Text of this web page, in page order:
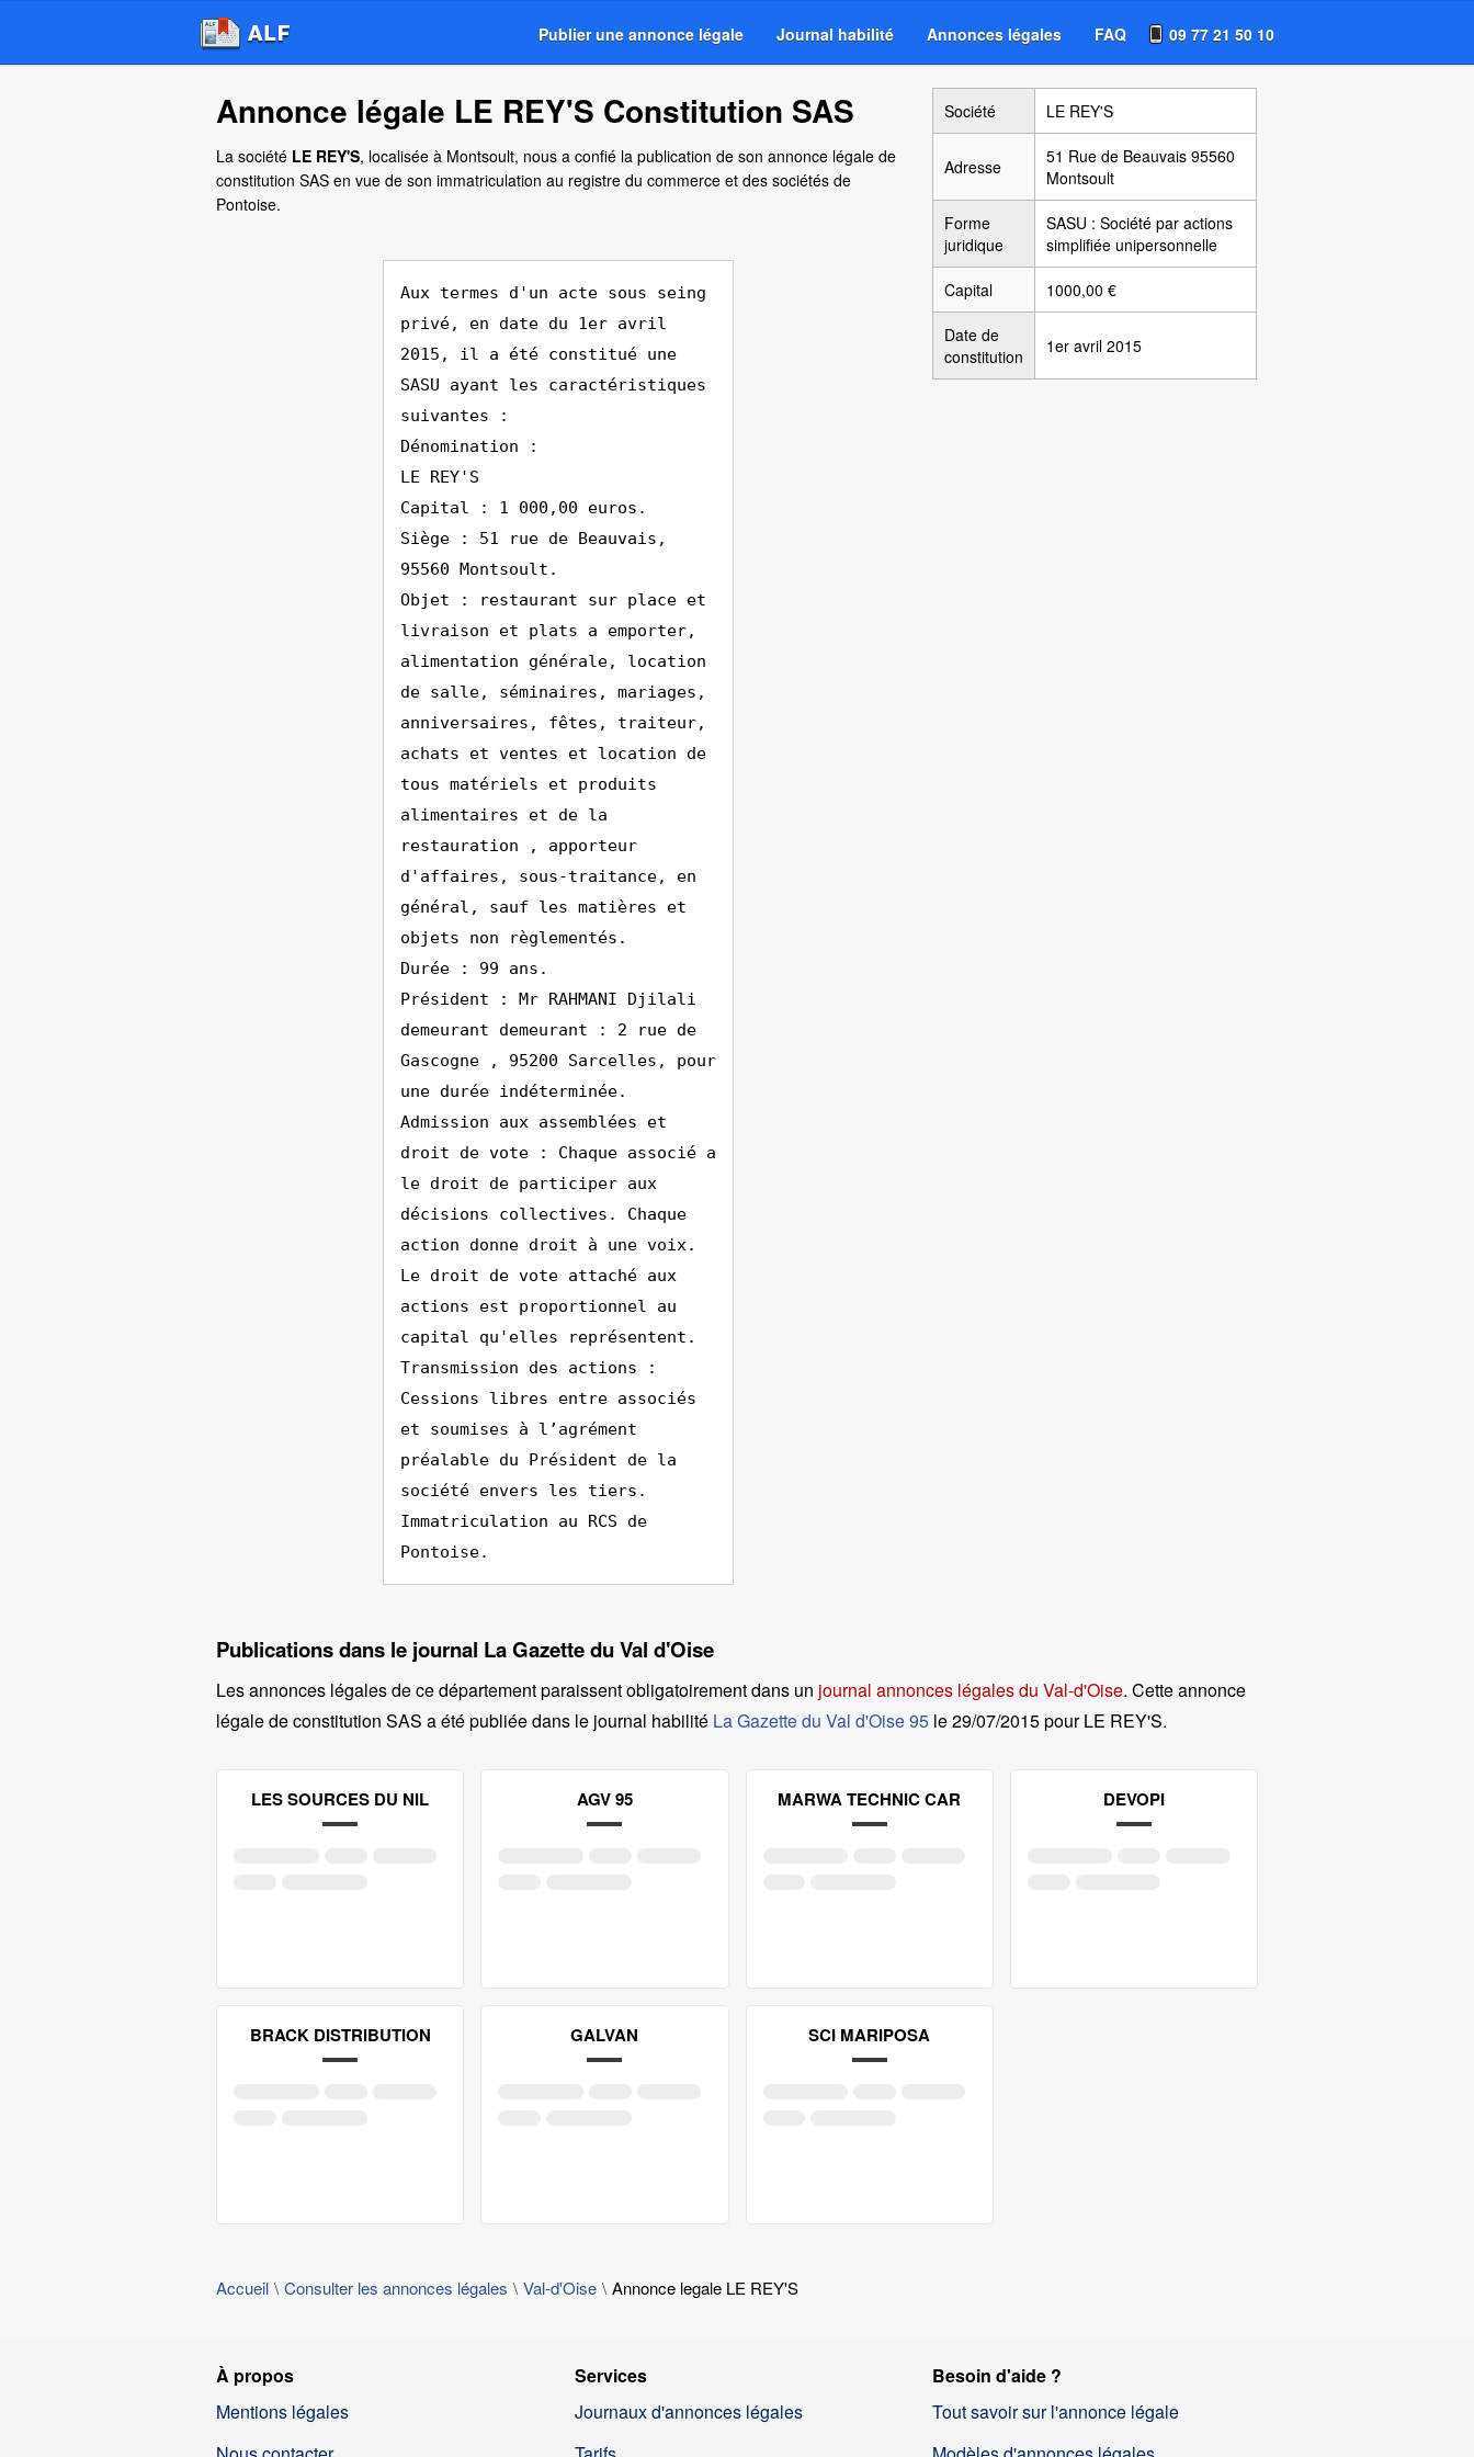
Publier une annonce légale Journal habilité Annonces légales FAQ 09 77 21 50 10
Annonce légale LE REY'S Constitution SAS
La société LE REY'S, localisée à Montsoult, nous a confié la publication de son annonce légale de
constitution SAS en vue de son immatriculation au registre du commerce et des sociétés de
Pontoise.
Aux termes d'un acte sous seing
privé, en date du 1er avril
2015, il a été constitué une
SASU ayant les caractéristiques
suivantes :
Dénomination :
LE REY'S
Capital : 1 000,00 euros.
Siège : 51 rue de Beauvais,
95560 Montsoult.
Objet : restaurant sur place et
livraison et plats a emporter,
alimentation générale, location
de salle, séminaires, mariages,
anniversaires, fêtes, traiteur,
achats et ventes et location de
tous matériels et produits
alimentaires et de la
restauration , apporteur
d'affaires, sous-traitance, en
général, sauf les matières et
objets non règlementés.
Durée : 99 ans.
Président : Mr RAHMANI Djilali
demeurant demeurant : 2 rue de
Gascogne , 95200 Sarcelles, pour
une durée indéterminée.
Admission aux assemblées et
droit de vote : Chaque associé a
le droit de participer aux
décisions collectives. Chaque
action donne droit à une voix.
Le droit de vote attaché aux
actions est proportionnel au
capital qu'elles représentent.
Transmission des actions :
Cessions libres entre associés
et soumises à l’agrément
préalable du Président de la
société envers les tiers.
Immatriculation au RCS de
Pontoise.
Société LE REY'S
Adresse
51 Rue de Beauvais 95560
Montsoult
Forme
juridique
SASU : Société par actions
simplifiée unipersonnelle
Capital 1000,00 €
Date de
constitution
1er avril 2015
Publications dans le journal La Gazette du Val d'Oise
Les annonces légales de ce département paraissent obligatoirement dans un journal annonces légales du Val-d'Oise. Cette annonce
légale de constitution SAS a été publiée dans le journal habilité La Gazette du Val d'Oise 95 le29/07/2015 pour LE REY'S.
LES SOURCES DU NIL AGV 95 MARWA TECHNIC CAR DEVOPI
BRACK DISTRIBUTION GALVAN SCI MARIPOSA
Accueil Consulter les annonces légales Val-d'Oise Annonce legale LE REY'S
À propos
Mentions légales
Services
Journaux d'annonces légales
Besoin d'aide ?
Tout savoir sur l'annonce légale